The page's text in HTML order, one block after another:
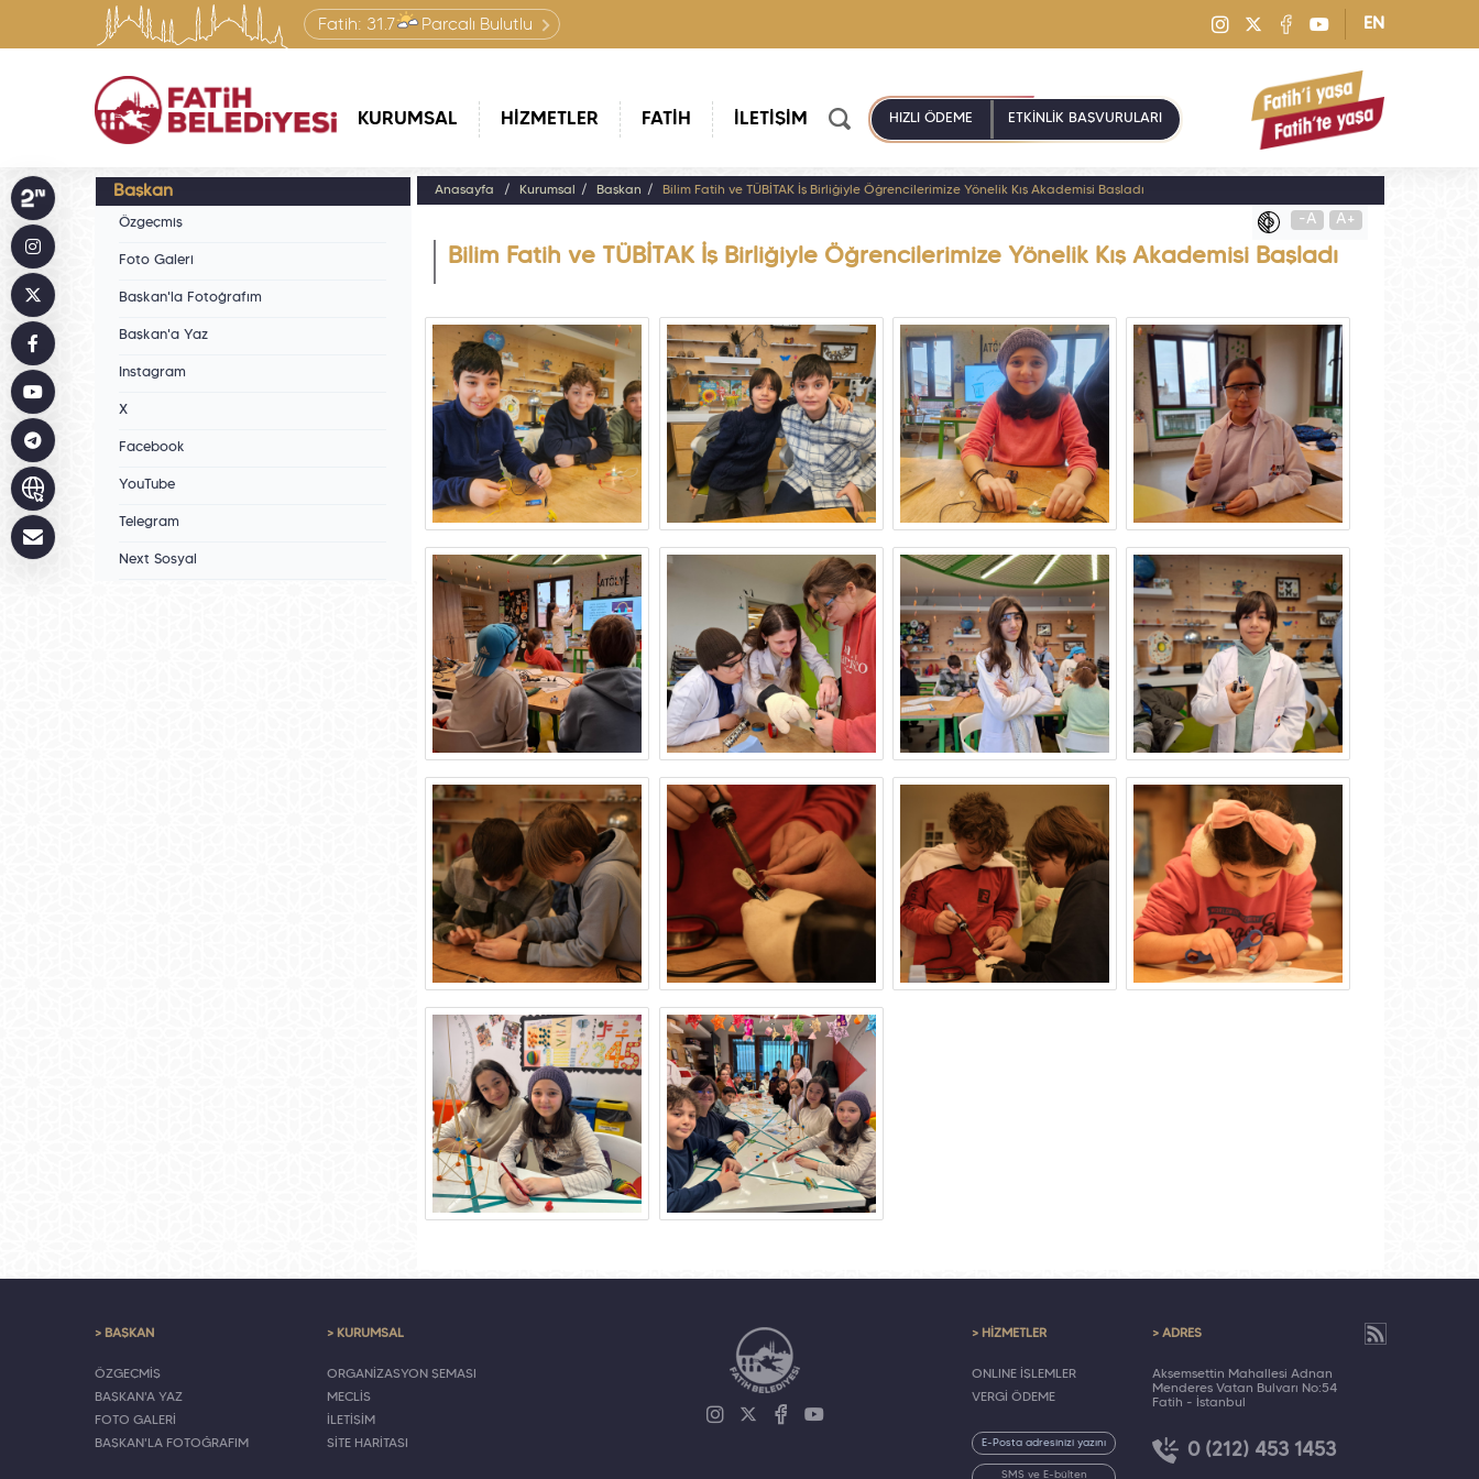
Fatih: 31.7 Parçalı Bulutlu EN
KURUMSAL HİZMETLER FATİH İLETİŞİM HIZLI ÖDEME ETKİNLİK BAŞVURULARI
Başkan
Özgeçmiş
Foto Galeri
Başkan'la Fotoğrafım
Başkan'a Yaz
Instagram
X
Facebook
YouTube
Telegram
Next Sosyal
Anasayfa Kurumsal Başkan Bilim Fatih ve TÜBİTAK İş Birliğiyle Öğrencilerimize Yönelik Kış Akademisi Başladı
-A A+
Bilim Fatih ve TÜBİTAK İş Birliğiyle Öğrencilerimize Yönelik Kış Akademisi Başladı
> BAŞKAN
ÖZGEÇMİŞ
BAŞKAN'A YAZ
FOTO GALERİ
BAŞKAN'LA FOTOĞRAFIM
> KURUMSAL
ORGANİZASYON ŞEMASI
MECLİS
İLETİŞİM
SİTE HARİTASI
> HİZMETLER
ONLINE İŞLEMLER
VERGİ ÖDEME
SMS ve E-bülten
> ADRES
Akşemsettin Mahallesi Adnan
Menderes Vatan Bulvarı No:54
Fatih - İstanbul
0 (212) 453 1453